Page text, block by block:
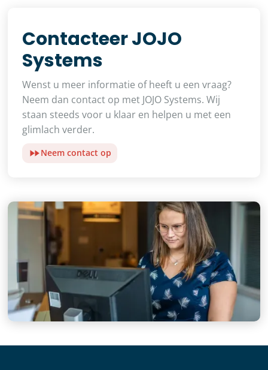
Contacteer JOJO
Systems
Wenst u meer informatie of heeft u een vraag?
Neem dan contact op met JOJO Systems. Wij
staan steeds voor u klaar en helpen u met een
glimlach verder.
Neem contact op